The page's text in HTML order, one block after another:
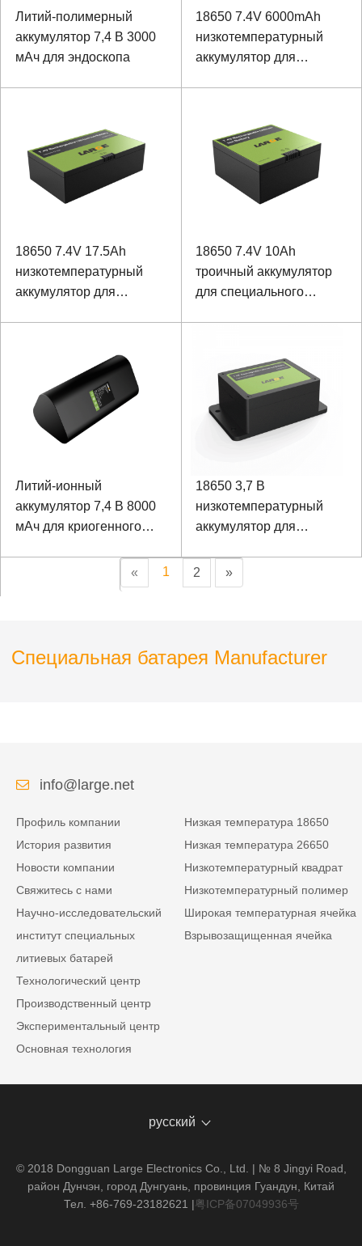
Литий-полимерный
аккумулятор 7,4 В 3000
мАч для эндоскопа
18650 7.4V 6000mAh
низкотемпературный
аккумулятор для
18650 7.4V 17.5Ah
низкотемпературный
аккумулятор для
18650 7.4V 10Ah
троичный аккумулятор
для специального
Литий-ионный
аккумулятор 7,4 В 8000
мАч для криогенного
18650 3,7 В
низкотемпературный
аккумулятор для
промышленной среды
« 1 2 »
Специальная батарея Manufacturer
info@large.net
Профиль компании
История развития
Новости компании
Свяжитесь с нами
Научно-исследовательский
институт специальных
литиевых батарей
Технологический центр
Производственный центр
Экспериментальный центр
Основная технология
Низкая температура 18650
Низкая температура 26650
Низкотемпературный квадрат
Низкотемпературный полимер
Широкая температурная ячейка
Взрывозащищенная ячейка
русский
© 2018 Dongguan Large Electronics Co., Ltd. | № 8 Jingyi Road,
район Дунчэн, город Дунгуань, провинция Гуандун, Китай
Тел. +86-769-23182621 |粤ICP备07049936号